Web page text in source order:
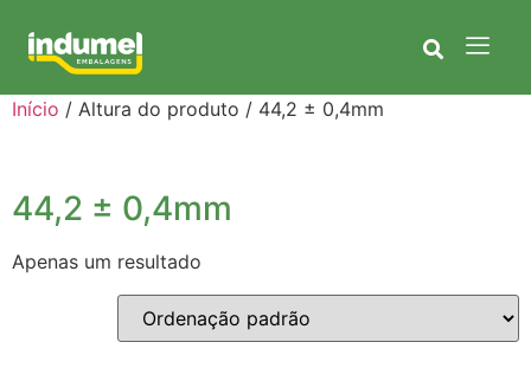
Início / Altura do produto / 44,2 ± 0,4mm
44,2 ± 0,4mm
Apenas um resultado